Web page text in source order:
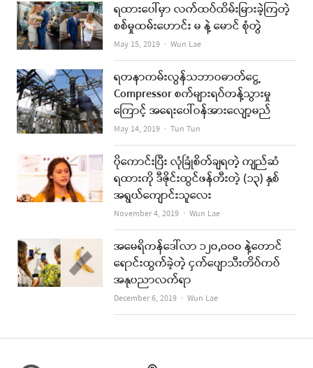
ရထားပေါ်မှာ လက်ထပ်ထိမ်းမြားခဲ့ကြတဲ့
စစ်မှုထမ်းဟောင်း မ နဲ့ မောင် စုံတွဲ
May 15, 2019 Author
Wun Lae
ရတနာကမ်းလွန်သဘာဝဓာတ်ငွေ့
Compressor စက်များရပ်တန့်သွားမှု
ကြောင့် အရေးပေါ်ဝန်အားလျော့မည်
May 14, 2019 Author
Tun Tun
ပိုကောင်းပြီး လုံခြုံစိတ်ချရတဲ့ ကျည်ဆံ
ရထားကို ဒီဇိုင်းထွင်ဖန်တီးတဲ့ (၁၃) နှစ်
အရွယ်ကျောင်းသူလေး
November 4, 2019 Author
Wun Lae
အမေရိကန်ဒေါ်လာ ၁၂၀,၀၀၀ နဲ့တောင်
ရောင်းထွက်ခဲ့တဲ့ ငှက်ပျောသီးတိပ်ကပ်
အနုပညာလက်ရာ
December 6, 2019 Author
Wun Lae